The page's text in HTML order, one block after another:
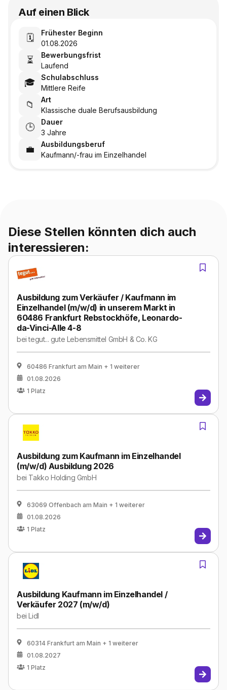
Auf einen Blick
🗓️
Frühester Beginn
01.08.2026
⏳
Bewerbungsfrist
Laufend
🎓
Schulabschluss
Mittlere Reife
📁
Art
Klassische duale Berufsausbildung
🕒
Dauer
3 Jahre
💼
Ausbildungsberuf
Kaufmann/-frau im Einzelhandel
Diese Stellen könnten dich auch
interessieren:
Ausbildung zum Verkäufer / Kaufmann im
Einzelhandel (m/w/d) in unserem Markt in
60486 Frankfurt Rebstockhöfe, Leonardo-
da-Vinci-Alle 4-8
beitegut... gute Lebensmittel GmbH & Co. KG
60486 Frankfurt am Main + 1 weiterer
01.08.2026
1 Platz
Ausbildung zum Kaufmann im Einzelhandel
(m/w/d) Ausbildung 2026
bei Takko Holding GmbH
63069 Offenbach am Main + 1 weiterer
01.08.2026
1 Platz
Ausbildung Kaufmann im Einzelhandel /
Verkäufer 2027 (m/w/d)
beiLidl
60314 Frankfurt am Main + 1 weiterer
01.08.2027
1 Platz